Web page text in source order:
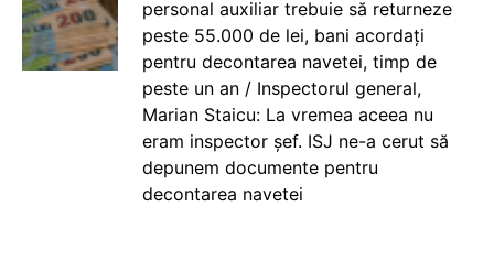
personal auxiliar trebuie să returneze
peste 55.000 de lei, bani acordați
pentru decontarea navetei, timp de
peste un an / Inspectorul general,
Marian Staicu: La vremea aceea nu
eram inspector șef. ISJ ne-a cerut să
depunem documente pentru
decontarea navetei